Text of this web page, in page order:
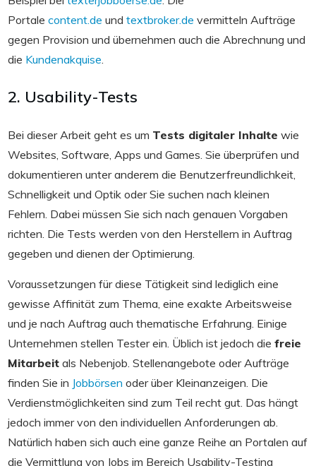
Portale content.de und textbroker.de vermitteln Aufträge
gegen Provision und übernehmen auch die Abrechnung und
die Kundenakquise
2. Usability-Tests
Bei dieser Arbeit geht es um Tests digitaler Inhalte wie
Websites, Software, Apps und Games. Sie überprüfen und
dokumentieren unter anderem die Benutzerfreundlichkeit,
Schnelligkeit und Optik oder Sie suchen nach kleinen
Fehlern. Dabei müssen Sie sich nach genauen Vorgaben
richten. Die Tests werden von den Herstellern in Auftrag
gegeben und dienen der Optimierung.
Voraussetzungen für diese Tätigkeit sind lediglich eine
gewisse Affinität zum Thema, eine exakte Arbeitsweise
und je nach Auftrag auch thematische Erfahrung. Einige
Unternehmen stellen Tester ein. Üblich ist jedoch die freie
Mitarbeit als Nebenjob. Stellenangebote oder Aufträge
finden Sie in Jobbörsen oder über Kleinanzeigen. Die
Verdienstmöglichkeiten sind zum Teil recht gut. Das hängt
jedoch immer von den individuellen Anforderungen ab.
Natürlich haben sich auch eine ganze Reihe an Portalen auf
die Vermittlung von Jobs im Bereich Usability-Testing